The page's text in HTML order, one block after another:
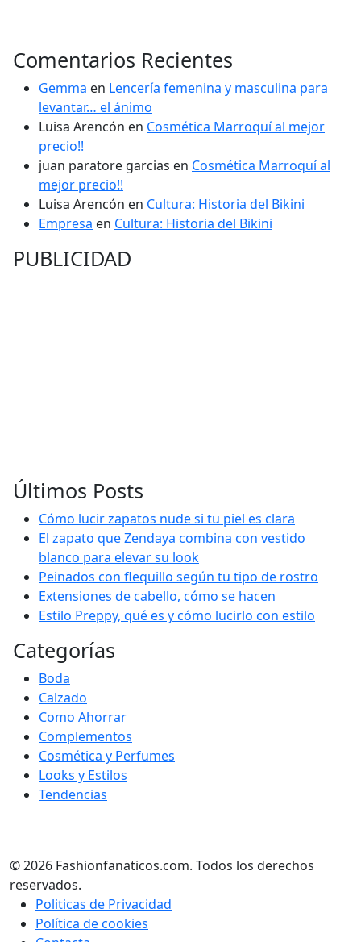
Comentarios Recientes
Gemma en Lencería femenina y masculina para
levantar… el ánimo
Luisa Arencón en Cosmética Marroquí al mejor
precio!!
juan paratore garcias en Cosmética Marroquí al
mejor precio!!
Luisa Arencón en Cultura: Historia del Bikini
Empresa en Cultura: Historia del Bikini
PUBLICIDAD
Últimos Posts
Cómo lucir zapatos nude si tu piel es clara
El zapato que Zendaya combina con vestido
blanco para elevar su look
Peinados con flequillo según tu tipo de rostro
Extensiones de cabello, cómo se hacen
Estilo Preppy, qué es y cómo lucirlo con estilo
Categorías
Boda
Calzado
Como Ahorrar
Complementos
Cosmética y Perfumes
Looks y Estilos
Tendencias
© 2026 Fashionfanaticos.com. Todos los derechos
reservados.
Politicas de Privacidad
Política de cookies